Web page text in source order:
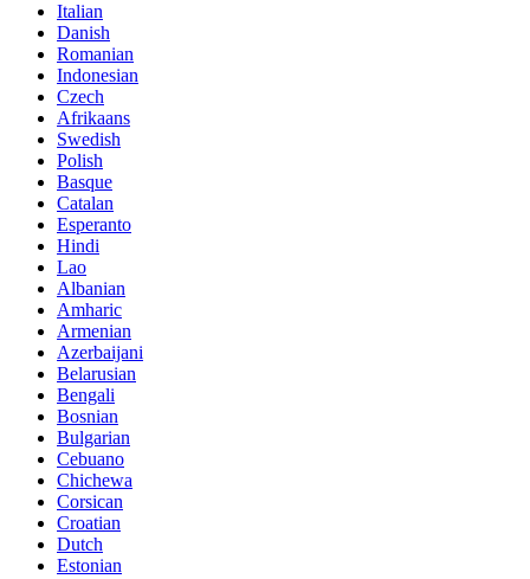
Italian
Danish
Romanian
Indonesian
Czech
Afrikaans
Swedish
Polish
Basque
Catalan
Esperanto
Hindi
Lao
Albanian
Amharic
Armenian
Azerbaijani
Belarusian
Bengali
Bosnian
Bulgarian
Cebuano
Chichewa
Corsican
Croatian
Dutch
Estonian